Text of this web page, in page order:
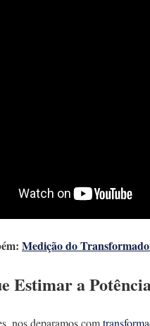
Medição do
Estimar a
nos deparamos com